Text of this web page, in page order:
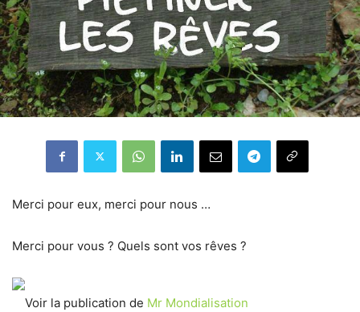
Merci pour eux, merci pour nous …
Merci pour vous ? Quels sont vos rêves ?
Voir la publication de Mr Mondialisation